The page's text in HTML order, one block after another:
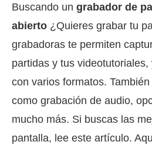
Buscando un grabador de
abierto ¿Quieres grabar tu
grabadoras te permiten
partidas y tus
con varios formatos.
como grabación de audio,
mucho más. Si buscas las
pantalla, lee este artículo.